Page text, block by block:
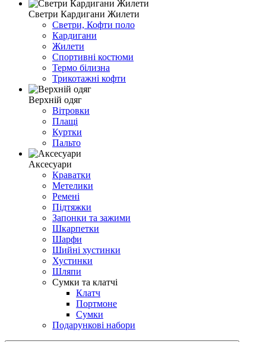
Светри Кардигани Жилети
Светри, Кофти поло
Кардигани
Жилети
Спортивні костюми
Термо білизна
Трикотажні кофти
Верхній одяг
Вітровки
Плащі
Куртки
Пальто
Аксесуари
Краватки
Метелики
Ремені
Підтяжки
Запонки та зажими
Шкарпетки
Шарфи
Шийні хустинки
Хустинки
Шляпи
Сумки та клатчі
Клатч
Портмоне
Сумки
Подарункові набори